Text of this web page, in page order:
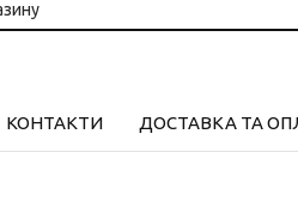
КОНТАКТИ ДОСТАВКА ТА